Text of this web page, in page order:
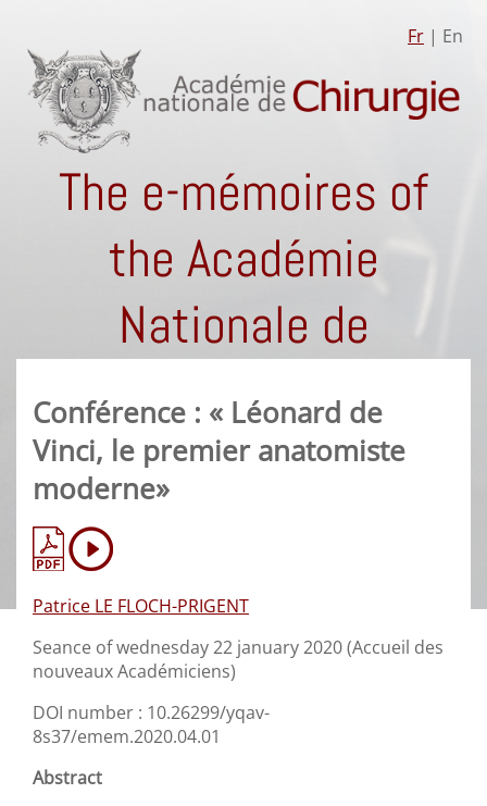
Fr | En
The e-mémoires of
the Académie
Nationale de
Chirurgie
Conférence : « Léonard de
Vinci, le premier anatomiste
moderne»
Patrice LE FLOCH-PRIGENT
Seance of wednesday 22 january 2020 (Accueil des
nouveaux Académiciens)
DOI number : 10.26299/yqav-
8s37/emem.2020.04.01
Abstract